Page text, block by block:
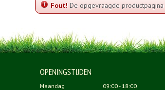
Fout! De opgevraagde
OPENINGSTIJDEN
Maandag
09:00 - 18:00